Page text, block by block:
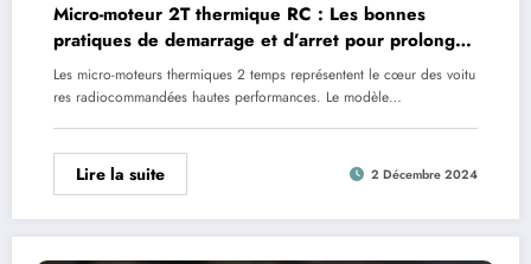
Micro-moteur 2T thermique RC : Les bonnes
pratiques de demarrage et d’arret pour prolonger
la vie du MTT16
Les micro-moteurs thermiques 2 temps représentent le cœur des voitu
res radiocommandées hautes performances. Le modèle…
Lire la suite 2 Décembre 2024